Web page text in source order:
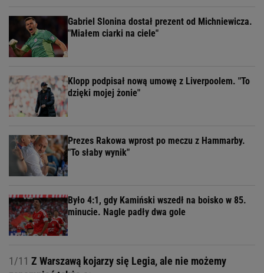
Gabriel Slonina dostał prezent od Michniewicza.
"Miałem ciarki na ciele"
Klopp podpisał nową umowę z Liverpoolem. "To
dzięki mojej żonie"
Prezes Rakowa wprost po meczu z Hammarby.
"To słaby wynik"
Było 4:1, gdy Kamiński wszedł na boisko w 85.
minucie. Nagle padły dwa gole
1/11 Z Warszawą kojarzy się Legia, ale nie możemy